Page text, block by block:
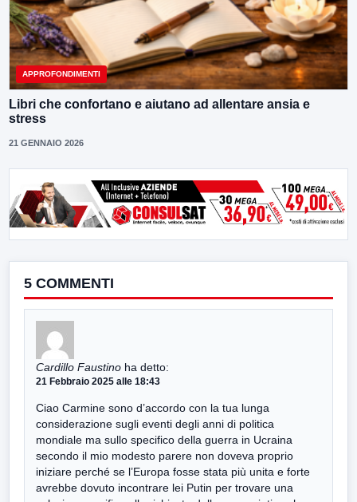
APPROFONDIMENTI
Libri che confortano e aiutano ad allentare ansia e
stress
21 GENNAIO 2026
5 COMMENTI
Cardillo Faustino ha detto:
21 Febbraio 2025 alle 18:43
Ciao Carmine sono d’accordo con la tua lunga
considerazione sugli eventi degli anni di politica
mondiale ma sullo specifico della guerra in Ucraina
secondo il mio modesto parere non doveva proprio
iniziare perché se l’Europa fosse stata più unita e forte
avrebbe dovuto incontrare lei Putin per trovare una